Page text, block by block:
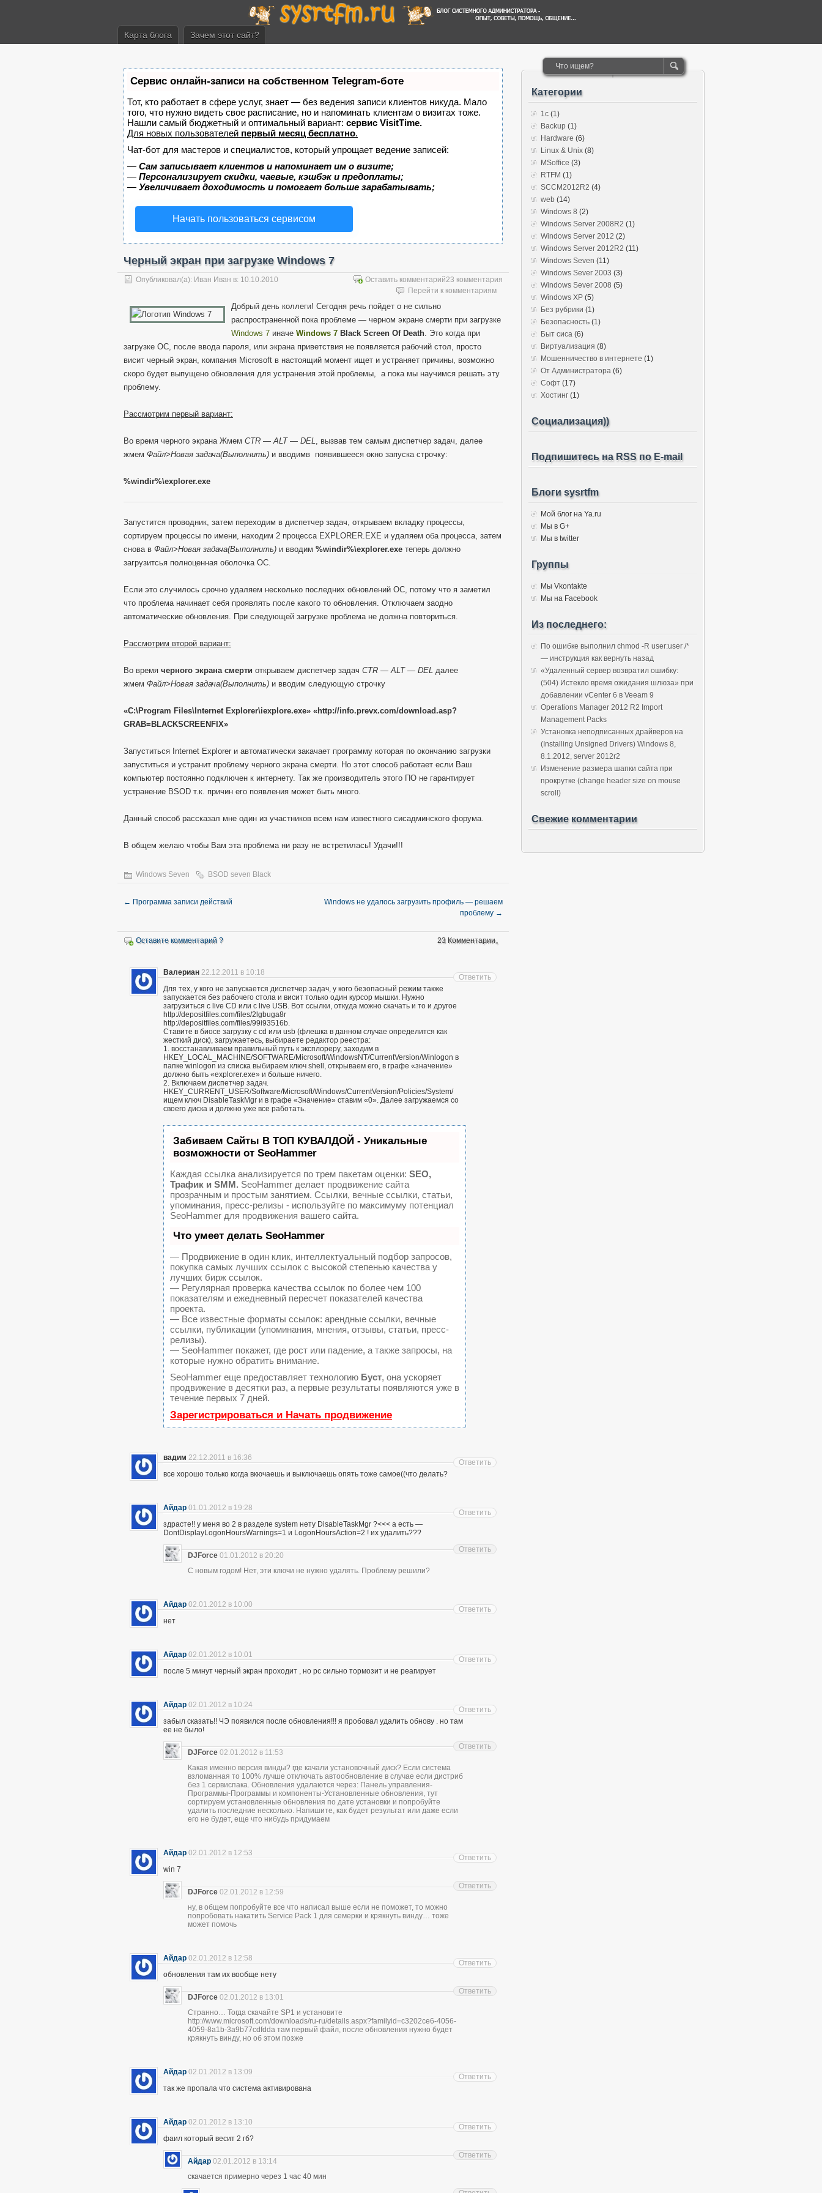
Карта блога Зачем этот сайт?
Сервис онлайн-записи на собственном Telegram-боте
Тот, кто работает в сфере услуг, знает — без ведения записи клиентов никуда. Мало
того, что нужно видеть свое расписание, но и напоминать клиентам о визитах тоже.
Нашли самый бюджетный и оптимальный вариант: сервис VisitTime.
Для новых пользователей первый месяц бесплатно.
Чат-бот для мастеров и специалистов, который упрощает ведение записей:
— Сам записывает клиентов и напоминает им о визите;
— Персонализирует скидки, чаевые, кэшбэк и предоплаты;
— Увеличивает доходимость и помогает больше зарабатывать;
Начать пользоваться сервисом
Черный экран при загрузке Windows 7
Опубликовал(а): Иван Иван в: 10.10.2010 Оставить комментарий23 комментария
Перейти к комментариям
Добрый день коллеги! Сегодня речь пойдет о не сильно
распространенной пока проблеме — черном экране смерти при загрузке
Windows 7 иначе Windows 7 Black Screen Of Death. Это когда при
загрузке ОС, после ввода пароля, или экрана приветствия не появляется рабочий стол, просто
висит черный экран, компания Microsoft в настоящий момент ищет и устраняет причины, возможно
скоро будет выпущено обновления для устранения этой проблемы, а пока мы научимся решать эту
проблему.
Рассмотрим первый вариант:
Во время черного экрана Жмем CTR — ALT — DEL, вызвав тем самым диспетчер задач, далее
жмем Файл>Новая задача(Выполнить) и вводимв появившееся окно запуска строчку:
%windir%\explorer.exe
Запустится проводник, затем переходим в диспетчер задач, открываем вкладку процессы,
сортируем процессы по имени, находим 2 процесса EXPLORER.EXE и удаляем оба процесса, затем
снова в Файл>Новая задача(Выполнить) и вводим %windir%\explorer.exe теперь должно
загрузитсья полноценная оболочка ОС.
Если это случилось срочно удаляем несколько последних обновлений ОС, потому что я заметил
что проблема начинает себя проявлять после какого то обновления. Отключаем заодно
автоматические обновления. При следующей загрузке проблема не должна повториться.
Рассмотрим второй вариант:
Во время черного экрана смерти открываем диспетчер задач CTR — ALT — DEL далее
жмем Файл>Новая задача(Выполнить) и вводим следующую строчку
«C:\Program Files\Internet Explorer\iexplore.exe» «http://info.prevx.com/download.asp?
GRAB=BLACKSCREENFIX»
Запуститься Internet Explorer и автоматически закачает программу которая по окончанию загрузки
запуститься и устранит проблему черного экрана смерти. Но этот способ работает если Ваш
компьютер постоянно подключен к интернету. Так же производитель этого ПО не гарантирует
устранение BSOD т.к. причин его появления может быть много.
Данный способ рассказал мне один из участников всем нам известного сисадминского форума.
В общем желаю чтобы Вам эта проблема ни разу не встретилась! Удачи!!!
Windows Seven BSOD seven Black
← Программа записи действий
Windows не удалось загрузить профиль — решаем
проблему →
Оставите комментарий ? 23 Комментарии。
Валериан 22.12.2011 в 10:18
Для тех, у кого не запускается диспетчер задач, у кого безопасный режим также
запускается без рабочего стола и висит только один курсор мышки. Нужно
загрузиться c live CD или с live USB. Вот ссылки, откуда можно скачать и то и другое
http://depositfiles.com/files/2lgbuga8r
http://depositfiles.com/files/99i93516b.
Ставите в биосе загрузку с cd или usb (флешка в данном случае определится как
жесткий диск), загружаетесь, выбираете редактор реестра:
1. восстанавливаем правильный путь к эксплореру, заходим в
HKEY_LOCAL_MACHINE/SOFTWARE/Microsoft/WindowsNT/CurrentVersion/Winlogon в
папке winlogon из списка выбираем ключ shell, открываем его, в графе «значение»
должно быть «explorer.exe» и больше ничего.
2. Включаем диспетчер задач.
HKEY_CURRENT_USER/Software/Microsoft/Windows/CurrentVersion/Policies/System/
ищем ключ DisableTaskMgr и в графе «Значение» ставим «0». Далее загружаемся со
своего диска и должно уже все работать.
Забиваем Сайты В ТОП КУВАЛДОЙ - Уникальные
возможности от SeoHammer
Каждая ссылка анализируется по трем пакетам оценки: SEO,
Трафик и SMM. SeoHammer делает продвижение сайта
прозрачным и простым занятием. Ссылки, вечные ссылки, статьи,
упоминания, пресс-релизы - используйте по максимуму потенциал
SeoHammer для продвижения вашего сайта.
Что умеет делать SeoHammer
— Продвижение в один клик, интеллектуальный подбор запросов,
покупка самых лучших ссылок с высокой степенью качества у
лучших бирж ссылок.
— Регулярная проверка качества ссылок по более чем 100
показателям и ежедневный пересчет показателей качества
проекта.
— Все известные форматы ссылок: арендные ссылки, вечные
ссылки, публикации (упоминания, мнения, отзывы, статьи, пресс-
релизы).
— SeoHammer покажет, где рост или падение, а также запросы, на
которые нужно обратить внимание.
SeoHammer еще предоставляет технологию Буст, она ускоряет
продвижение в десятки раз, а первые результаты появляются уже в
течение первых 7 дней.
Зарегистрироваться и Начать продвижение
Ответить
вадим 22.12.2011 в 16:36
все хорошо только когда вкючаешь и выключаешь опять тоже самое((что делать?
Ответить
Айдар 01.01.2012 в 19:28
здрасте!! у меня во 2 в разделе system нету DisableTaskMgr ?<<< а есть —
DontDisplayLogonHoursWarnings=1 и LogonHoursAction=2 ! их удалить???
Ответить
DJForce 01.01.2012 в 20:20
С новым годом! Нет, эти ключи не нужно удалять. Проблему решили?
Ответить
Айдар 02.01.2012 в 10:00
нет
Ответить
Айдар 02.01.2012 в 10:01
после 5 минут черный экран проходит , но pc сильно тормозит и не реагирует
Ответить
Айдар 02.01.2012 в 10:24
забыл сказать!! ЧЭ появился после обновления!!! я пробовал удалить обнову . но там
ее не было!
Ответить
DJForce 02.01.2012 в 11:53
Какая именно версия винды? где качали установочный диск? Если система
взломанная то 100% лучше отключать автообновление в случае если дистриб
без 1 сервиспака. Обновления удалаются через: Панель управления-
Программы-Программы и компоненты-Установленные обновления, тут
сортируем установленные обновления по дате установки и попробуйте
удалить последние несколько. Напишите, как будет результат или даже если
его не будет, еще что нибудь придумаем
Ответить
Айдар 02.01.2012 в 12:53
win 7
Ответить
DJForce 02.01.2012 в 12:59
ну, в общем попробуйте все что написал выше если не поможет, то можно
попробовать накатить Service Pack 1 для семерки и крякнуть винду… тоже
может помочь
Ответить
Айдар 02.01.2012 в 12:58
обновления там их вообще нету
Ответить
DJForce 02.01.2012 в 13:01
Странно… Тогда скачайте SP1 и установите
http://www.microsoft.com/downloads/ru-ru/details.aspx?familyid=c3202ce6-4056-
4059-8a1b-3a9b77cdfdda там первый файл, после обновления нужно будет
крякнуть винду, но об этом позже
Ответить
Айдар 02.01.2012 в 13:09
так же пропала что система активирована
Ответить
Айдар 02.01.2012 в 13:10
фаил который весит 2 гб?
Ответить
Айдар 02.01.2012 в 13:14
скачается примерно через 1 час 40 мин
Ответить
Категории
1c (1)
Backup (1)
Hardware (6)
Linux & Unix (8)
MSoffice (3)
RTFM (1)
SCCM2012R2 (4)
web (14)
Windows 8 (2)
Windows Server 2008R2 (1)
Windows Server 2012 (2)
Windows Server 2012R2 (11)
Windows Seven (11)
Windows Sever 2003 (3)
Windows Sever 2008 (5)
Windows XP (5)
Без рубрики (1)
Безопасность (1)
Быт сиса (6)
Виртуализация (8)
Мошенничество в интернете (1)
От Администратора (6)
Софт (17)
Хостинг (1)
Социализация))
Подпишитесь на RSS по E-mail
Блоги sysrtfm
Мой блог на Ya.ru
Мы в G+
Мы в twitter
Группы
Мы Vkontakte
Мы на Facebook
Из последнего:
По ошибке выполнил chmod -R user:user /*
— инструкция как вернуть назад
«Удаленный сервер возвратил ошибку:
(504) Истекло время ожидания шлюза» при
добавлении vCenter 6 в Veeam 9
Operations Manager 2012 R2 Import
Management Packs
Установка неподписанных драйверов на
(Installing Unsigned Drivers) Windows 8,
8.1.2012, server 2012r2
Изменение размера шапки сайта при
прокрутке (change header size on mouse
scroll)
Свежие комментарии